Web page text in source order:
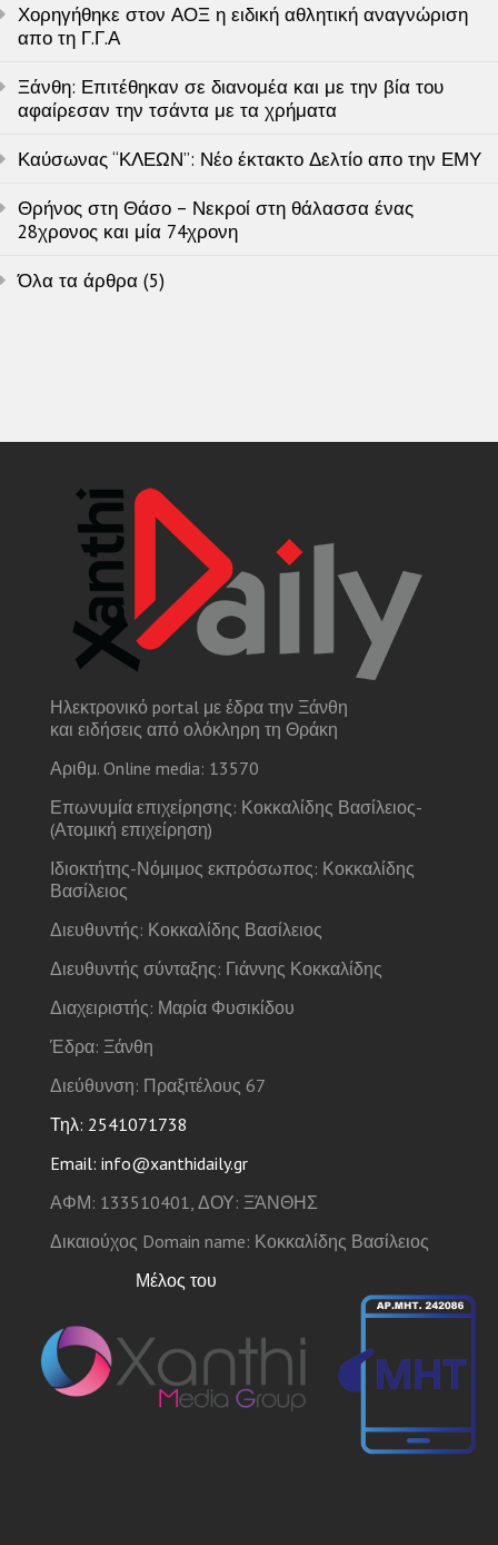
Χορηγήθηκε στον ΑΟΞ η ειδική αθλητική αναγνώριση
απο τη Γ.Γ.Α
Ξάνθη: Επιτέθηκαν σε διανομέα και με την βία του
αφαίρεσαν την τσάντα με τα χρήματα
Καύσωνας “ΚΛΕΩΝ”: Νέο έκτακτο Δελτίο απο την ΕΜΥ
Θρήνος στη Θάσο – Νεκροί στη θάλασσα ένας
28χρονος και μία 74χρονη
Όλα τα άρθρα (5)
Ηλεκτρονικό portal με έδρα την Ξάνθη
και ειδήσεις από ολόκληρη τη Θράκη
Αριθμ. Online media: 13570
Επωνυμία επιχείρησης: Κοκκαλίδης Βασίλειος-
(Ατομική επιχείρηση)
Ιδιοκτήτης-Νόμιμος εκπρόσωπος: Κοκκαλίδης
Βασίλειος
Διευθυντής: Κοκκαλίδης Βασίλειος
Διευθυντής σύνταξης: Γιάννης Κοκκαλίδης
Διαχειριστής: Μαρία Φυσικίδου
Έδρα: Ξάνθη
Διεύθυνση: Πραξιτέλους 67
Τηλ: 2541071738
Email: info@xanthidaily.gr
ΑΦΜ: 133510401, ΔΟΥ: ΞΆΝΘΗΣ
Δικαιούχος Domain name: Κοκκαλίδης Βασίλειος
Μέλος του